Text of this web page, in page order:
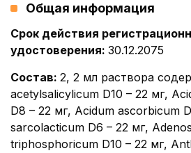
Общая информация
Срок действия
удостоверения: 30.12.2075
Состав: 2, 2 мл раствора
acetylsalicylicum D10 – 22 мг,
D8 – 22 мг, Acidum ascorbicum
sarcolacticum D6 – 22 мг,
triphosphoricum D10 – 22 мг,